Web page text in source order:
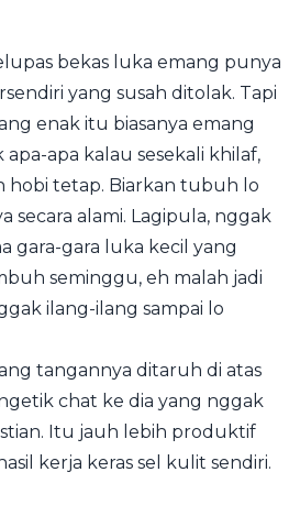
bekas luka emang punya
yang susah ditolak. Tapi
enak itu biasanya emang
apa-apa kalau sesekali khilaf,
hobi tetap. Biarkan tubuh lo
secara alami. Lagipula, nggak
gara-gara luka kecil yang
seminggu, eh malah jadi
ilang-ilang sampai lo
tangannya ditaruh di atas
chat ke dia yang nggak
Itu jauh lebih produktif
kerja keras sel kulit sendiri.